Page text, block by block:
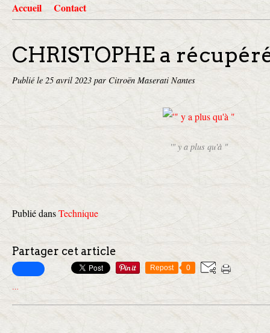
Accueil Contact
CHRISTOPHE a
Publié le 25 avril 2023 par Citroën Maserati Nantes
'" y a plus qu'à "
Publié dansTechnique
Partager cet article
Repost 0
…